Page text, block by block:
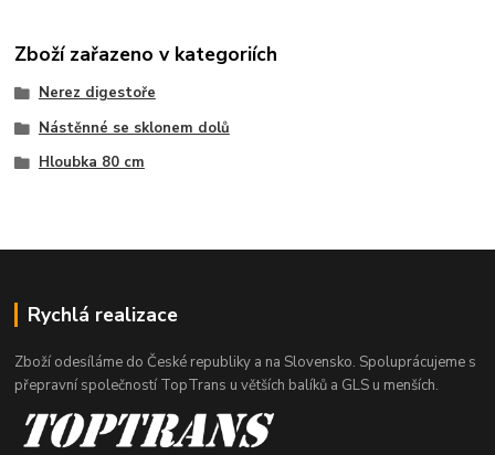
Zboží zařazeno v kategoriích
Nerez digestoře
Nástěnné se sklonem dolů
Hloubka 80 cm
Rychlá realizace
Zboží odesíláme do České republiky a na Slovensko. Spoluprácujeme s
přepravní společností TopTrans u větších balíků a GLS u menších.